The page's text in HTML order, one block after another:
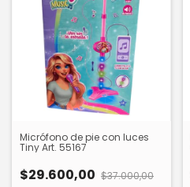
Micrófono de pie con luces
Tiny Art. 55167
$29.600,00 $37.000,00